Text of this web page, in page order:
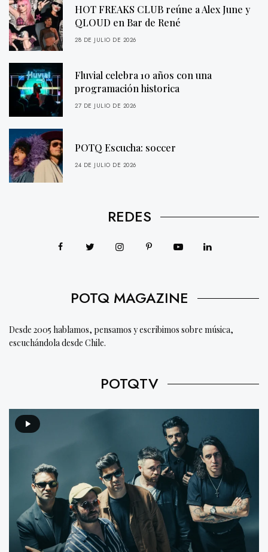
HOT FREAKS CLUB reúne a Alex June y
QLOUD en Bar de René
28 DE JULIO DE 2026
Fluvial celebra 10 años con una
programación historica
27 DE JULIO DE 2026
POTQ Escucha: soccer
24 DE JULIO DE 2026
REDES
POTQ MAGAZINE
Desde 2005 hablamos, pensamos y escribimos sobre música,
escuchándola desde Chile.
POTQTV